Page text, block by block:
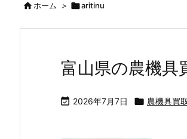
ホーム > aritinu
富山県の農機具
 2026年7月7日  農機具買取